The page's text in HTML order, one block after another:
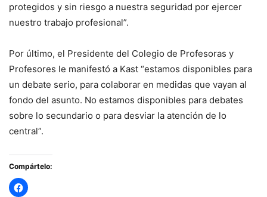
protegidos y sin riesgo a nuestra seguridad por ejercer
nuestro trabajo profesional”.
Por último, el Presidente del Colegio de Profesoras y
Profesores le manifestó a Kast “estamos disponibles para
un debate serio, para colaborar en medidas que vayan al
fondo del asunto. No estamos disponibles para debates
sobre lo secundario o para desviar la atención de lo
central”.
Compártelo: